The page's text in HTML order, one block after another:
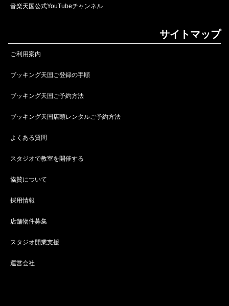
音楽天国公式YouTubeチャンネル
サイトマップ
ご利用案内
ブッキング天国ご登録の手順
ブッキング天国ご予約方法
ブッキング天国店頭レンタルご予約方法
よくある質問
スタジオで教室を開催する
協賛について
採用情報
店舗物件募集
スタジオ開業支援
運営会社